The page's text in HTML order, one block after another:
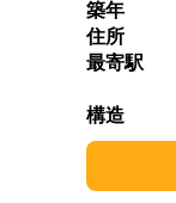
築年
住所
最寄駅
構造